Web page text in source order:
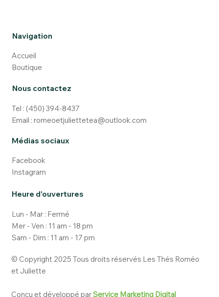
Navigation
Accueil
Boutique
Nous contactez
Tel :(450) 394-8437
Email :romeoetjuliettetea@outlook.com
Médias sociaux
Facebook
Instagram
Heure d'ouvertures
Lun - Mar : Fermé
Mer - Ven : 11 am - 18 pm
Sam - Dim : 11 am - 17 pm
© Copyright 2025 Tous droits réservés Les Thés Roméo
et Juliette
Conçu et développé parService Marketing Digital